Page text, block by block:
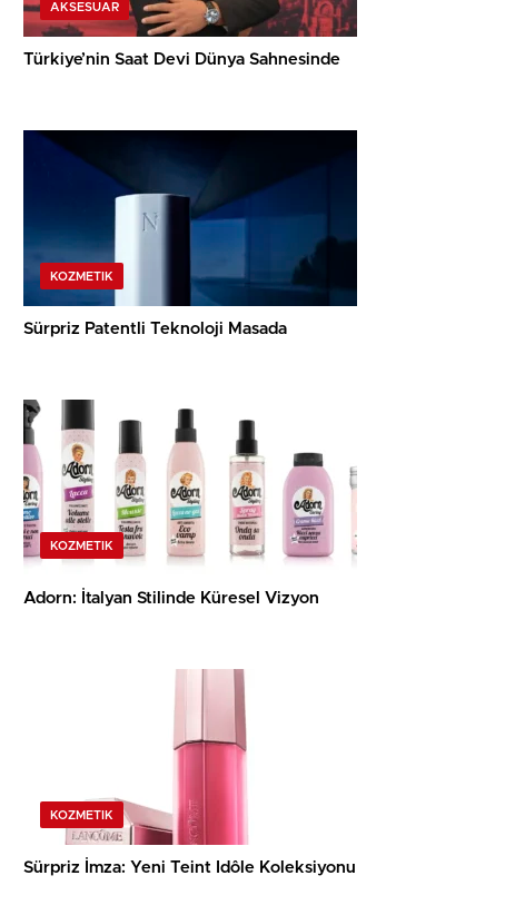
AKSESUAR
Türkiye’nin Saat Devi Dünya Sahnesinde
KOZMETIK
Sürpriz Patentli Teknoloji Masada
KOZMETIK
Adorn: İtalyan Stilinde Küresel Vizyon
KOZMETIK
Sürpriz İmza: Yeni Teint Idôle Koleksiyonu